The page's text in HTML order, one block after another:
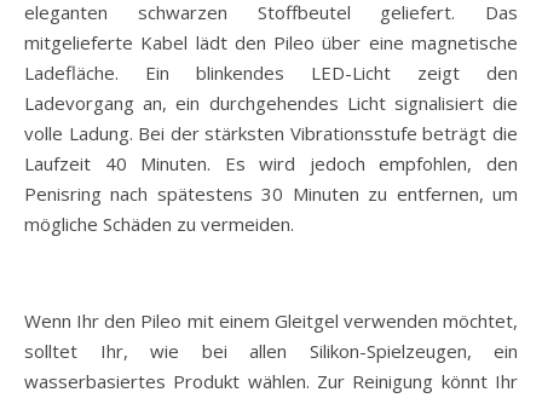
eleganten schwarzen Stoffbeutel geliefert. Das
mitgelieferte Kabel lädt den Pileo über eine magnetische
Ladefläche. Ein blinkendes LED-Licht zeigt den
Ladevorgang an, ein durchgehendes Licht signalisiert die
volle Ladung. Bei der stärksten Vibrationsstufe beträgt die
Laufzeit 40 Minuten. Es wird jedoch empfohlen, den
Penisring nach spätestens 30 Minuten zu entfernen, um
mögliche Schäden zu vermeiden.
Wenn Ihr den Pileo mit einem Gleitgel verwenden möchtet,
solltet Ihr, wie bei allen Silikon-Spielzeugen, ein
wasserbasiertes Produkt wählen. Zur Reinigung könnt Ihr